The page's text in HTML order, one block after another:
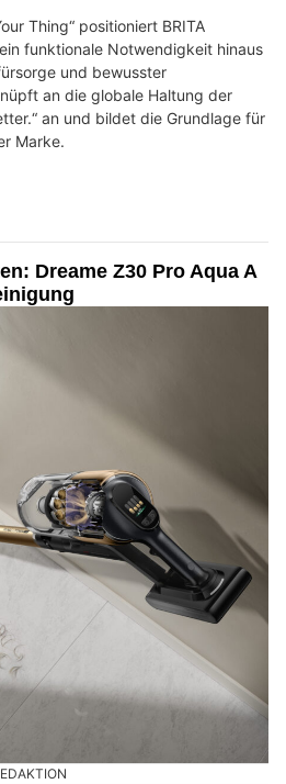
Thing“ positioniert BRITA
funktionale Notwendigkeit hinaus
und bewusster
an die globale Haltung der
an und bildet die Grundlage für
Marke.
Dreame Z30 Pro Aqua A